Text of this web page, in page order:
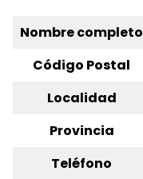
Nombre completo
Código Postal
Localidad
Provincia
Teléfono